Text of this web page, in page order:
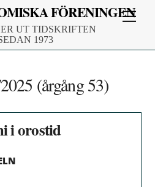
FÖRENINGEN
UT TIDSKRIFTEN
1973
(årgång 53)
i orostid